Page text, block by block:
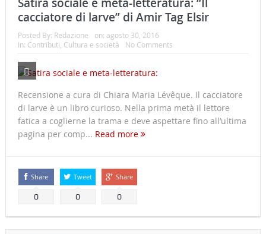
Satira sociale e meta-letteratura: “Il
cacciatore di larve” di Amir Tag Elsir
Posted By: Redazione on: agosto 30, 2016
In: Contributi, Cultura e società No Comments
Recensione a cura di Chiara Maria Lévêque. Il cacciatore
di larve è un libro curioso. Nella prima metà il lettore
fatica a coglierne la trama e deve aspettare fino all’ultima
pagina per comp... Read more
Share
0
Tweet
0
Share
0